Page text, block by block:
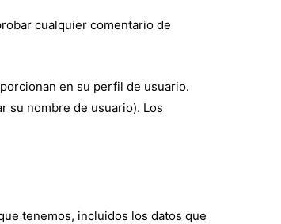
cualquier comentario de
en su perfil de usuario.
su nombre de usuario). Los
tenemos, incluidos los datos que